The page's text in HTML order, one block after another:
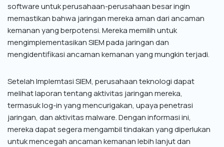
software untuk perusahaan-perusahaan besar ingin
memastikan bahwa jaringan mereka aman dari ancaman
kemanan yang berpotensi. Mereka memilih untuk
mengimplementasikan SIEM pada jaringan dan
mengidentifikasi ancaman kemanan yang mungkin terjadi.
Setelah Implemtasi SIEM, perusahaan teknologi dapat
melihat laporan tentang aktivitas jaringan mereka,
termasuk log-in yang mencurigakan, upaya penetrasi
jaringan, dan aktivitas malware. Dengan informasi ini,
mereka dapat segera mengambil tindakan yang diperlukan
untuk mencegah ancaman kemanan lebih lanjut dan